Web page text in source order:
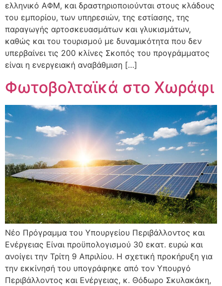
ελληνικό ΑΦΜ, και δραστηριοποιούνται στους κλάδους
του εμπορίου, των υπηρεσιών, της εστίασης, της
παραγωγής αρτοσκευασμάτων και γλυκισμάτων,
καθώς και του τουρισμού με δυναμικότητα που δεν
υπερβαίνει τις 200 κλίνες Σκοπός του προγράμματος
είναι η ενεργειακή αναβάθμιση […]
Φωτοβολταϊκά στο Χωράφι
Νέο Πρόγραμμα του Υπουργείου Περιβάλλοντος και
Ενέργειας Είναι προϋπολογισμού 30 εκατ. ευρώ και
ανοίγει την Τρίτη 9 Απριλίου. Η σχετική προκήρυξη για
την εκκίνησή του υπογράφηκε από τον Υπουργό
Περιβάλλοντος και Ενέργειας, κ. Θόδωρο Σκυλακάκη,